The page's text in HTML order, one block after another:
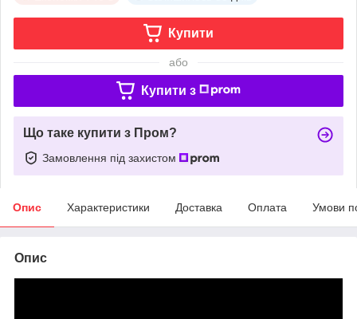
Купити
або
Купити з
Що таке купити з Пром?
Замовлення під захистом
Опис Характеристики Доставка Оплата Умови
Опис